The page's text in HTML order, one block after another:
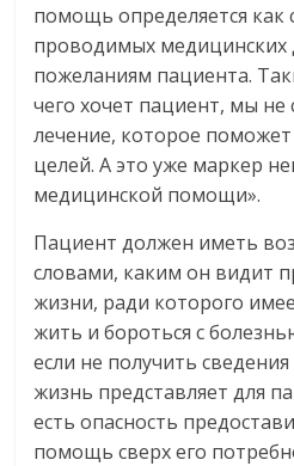
помощь определяется как
проводимых медицинских
пожеланиям пациента.
чего хочет пациент, мы
лечение, которое
целей. А это уже маркер
медицинской помощи».
Пациент должен иметь
словами, каким он видит
жизни, ради которого
жить и бороться с
если не получить
жизнь представляет для
есть опасность
помощь сверх его